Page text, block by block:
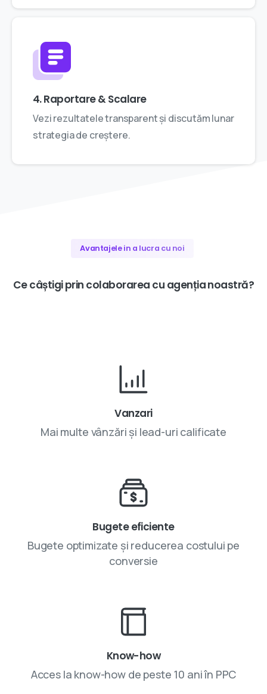
4. Raportare & Scalare
Vezi rezultatele transparent și discutăm lunar
strategia de creștere.
Avantajele in a lucra cu noi
Cecâștigiprin colaborarea cu agențianoastră?
Vanzari
Mai multe vânzări și lead-uri calificate
Bugete eficiente
Bugete optimizate și reducerea costului pe
conversie
Know-how
Acces la know-how de peste 10 ani în PPC